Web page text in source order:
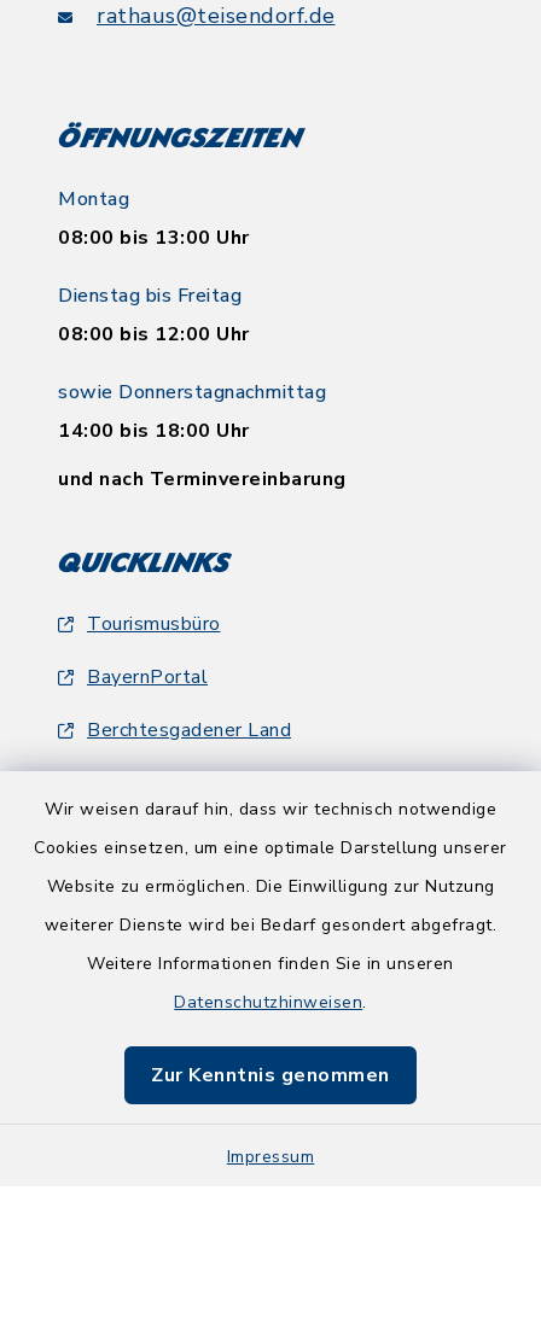
Wir weisen darauf hin, dass wir technisch notwendige
Cookies einsetzen, um eine optimale Darstellung unserer
Website zu ermöglichen. Die Einwilligung zur Nutzung
weiterer Dienste wird bei Bedarf gesondert abgefragt.
Weitere Informationen finden Sie in unseren
Datenschutzhinweisen.
Zur Kenntnis genommen
Impressum
rathaus@teisendorf.de
Öffnungszeiten
Montag
08:00 bis 13:00 Uhr
Dienstag bis Freitag
08:00 bis 12:00 Uhr
sowie Donnerstagnachmittag
14:00 bis 18:00 Uhr
und nach Terminvereinbarung
Quicklinks
Tourismusbüro
BayernPortal
Berchtesgadener Land
Barrierefreiheit
Impressum
Sitemap